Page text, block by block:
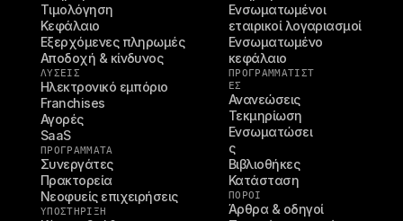
Τιμολόγηση
Κεφάλαιο
Εξερχόμενες πληρωμές
Αποδοχή & κίνδυνος
ΛΥΣΕΙΣ
Ηλεκτρονικό εμπόριο
Franchises
Αγορές
SaaS
ΠΡΟΓΡΑΜΜΑΤΑ
Συνεργάτες
Πρακτορεία
Νεοφυείς επιχειρήσεις
ΥΠΟΣΤΉΡΙΞΗ
Ενσωματωμένοι
εταιρικοί λογαριασμοί
Ενσωματωμένο
κεφάλαιο
ΠΡΟΓΡΑΜΜΑΤΙΣΤ
ΈΣ
Ανανεώσεις
Τεκμηρίωση
Ενσωματώσει
ς
Βιβλιοθήκες
Κατάσταση
ΠΌΡΟΙ
Άρθρα & οδηγοί